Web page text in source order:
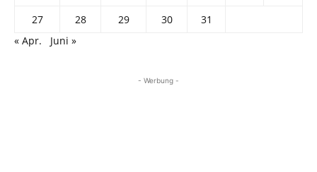
27
28 29 30
31
« Apr.
Juni »
- Werbung -